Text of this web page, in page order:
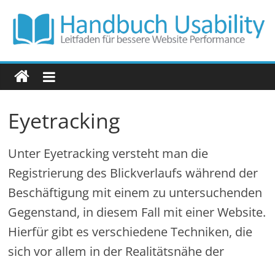
Inhalt
springen
Handbuch
Usability
Leitfaden
für
bessere
Website
Performance
Eyetracking
Unter Eyetracking versteht man die
Registrierung des Blickverlaufs während der
Beschäftigung mit einem zu untersuchenden
Gegenstand, in diesem Fall mit einer Website.
Hierfür gibt es verschiedene Techniken, die
sich vor allem in der Realitätsnähe der